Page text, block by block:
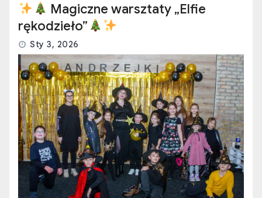
Magiczne warsztaty „Elfie
rękodzieło”
Sty 3, 2026